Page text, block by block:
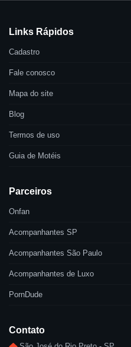
Links Rápidos
Cadastro
Fale conosco
Mapa do site
Blog
Termos de uso
Guia de Motéis
Parceiros
Onfan
Acompanhantes SP
Acompanhantes São Paulo
Acompanhantes de Luxo
PornDude
Contato